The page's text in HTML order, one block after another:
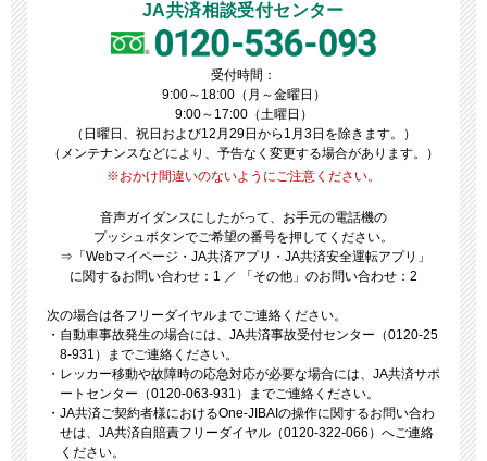
JA共済相談受付センター
受付時間：
9:00～18:00（月～金曜日）
9:00～17:00（土曜日）
（日曜日、祝日および12月29日から1月3日を除きます。）
（メンテナンスなどにより、予告なく変更する場合があります。）
おかけ間違いのないようにご注意ください。
音声ガイダンスにしたがって、お手元の電話機の
プッシュボタンでご希望の番号を押してください。
⇒「Webマイページ・JA共済アプリ・JA共済安全運転アプリ」
に関するお問い合わせ：1 ／ 「その他」のお問い合わせ：2
次の場合は各フリーダイヤルまでご連絡ください。
・自動車事故発生の場合には、JA共済事故受付センター（0120-25
8-931 ）までご連絡ください。
・レッカー移動や故障時の応急対応が必要な場合には、JA共済サポ
ートセンター（0120-063-931 ）までご連絡ください。
・JA共済ご契約者様におけるOne-JIBAIの操作に関するお問い合わ
せは、JA共済自賠責フリーダイヤル（0120-322-066 ）へご連絡
ください。